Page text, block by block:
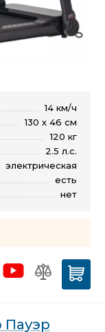
14 км/ч
130 х 46 см
120 кг
2.5 л.с.
электрическая
есть
нет
Пауэр